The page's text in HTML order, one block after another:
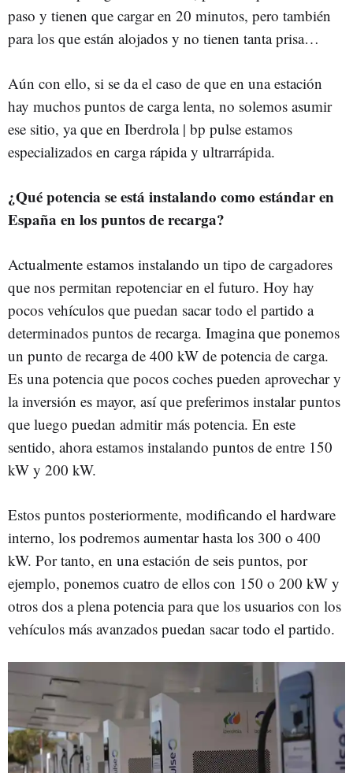
paso y tienen que cargar en 20 minutos, pero también
para los que están alojados y no tienen tanta prisa…
Aún con ello, si se da el caso de que en una estación
hay muchos puntos de carga lenta, no solemos asumir
ese sitio, ya que en Iberdrola | bp pulse estamos
especializados en carga rápida y ultrarrápida.
¿Qué potencia se está instalando como estándar en
España en los puntos de recarga?
Actualmente estamos instalando un tipo de cargadores
que nos permitan repotenciar en el futuro. Hoy hay
pocos vehículos que puedan sacar todo el partido a
determinados puntos de recarga. Imagina que ponemos
un punto de recarga de 400 kW de potencia de carga.
Es una potencia que pocos coches pueden aprovechar y
la inversión es mayor, así que preferimos instalar puntos
que luego puedan admitir más potencia. En este
sentido, ahora estamos instalando puntos de entre 150
kW y 200 kW.
Estos puntos posteriormente, modificando el hardware
interno, los podremos aumentar hasta los 300 o 400
kW. Por tanto, en una estación de seis puntos, por
ejemplo, ponemos cuatro de ellos con 150 o 200 kW y
otros dos a plena potencia para que los usuarios con los
vehículos más avanzados puedan sacar todo el partido.